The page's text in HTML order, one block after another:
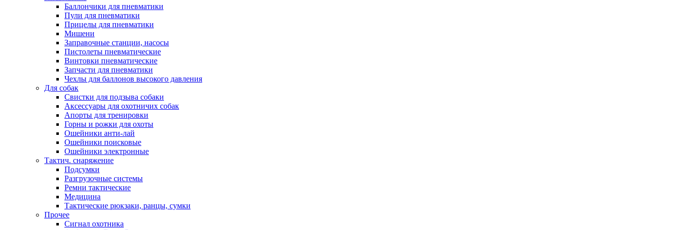
Баллончики для пневматики
Пули для пневматики
Прицелы для пневматики
Мишени
Заправочные станции, насосы
Пистолеты пневматические
Винтовки пневматические
Запчасти для пневматики
Чехлы для баллонов высокого давления
Для собак
Свистки для подзыва собаки
Аксессуары для охотничих собак
Апорты для тренировки
Горны и рожки для охоты
Ошейники анти-лай
Ошейники поисковые
Ошейники электронные
Тактич. снаряжение
Подсумки
Разгрузочные системы
Ремни тактические
Медицина
Тактические рюкзаки, ранцы, сумки
Прочее
Сигнал охотника